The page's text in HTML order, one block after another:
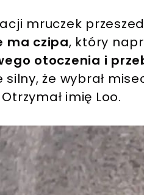
mruczek
ma czipa, który
otoczenia i
silny, że wybrał
imię Loo.